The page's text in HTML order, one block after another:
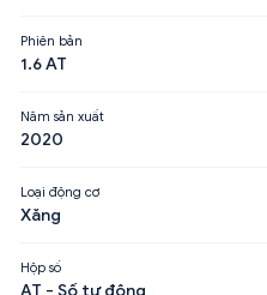
Phiên bản
1.6 AT
Năm sản xuất
2020
Loại động cơ
Xăng
Hộp số
AT - Số tự động